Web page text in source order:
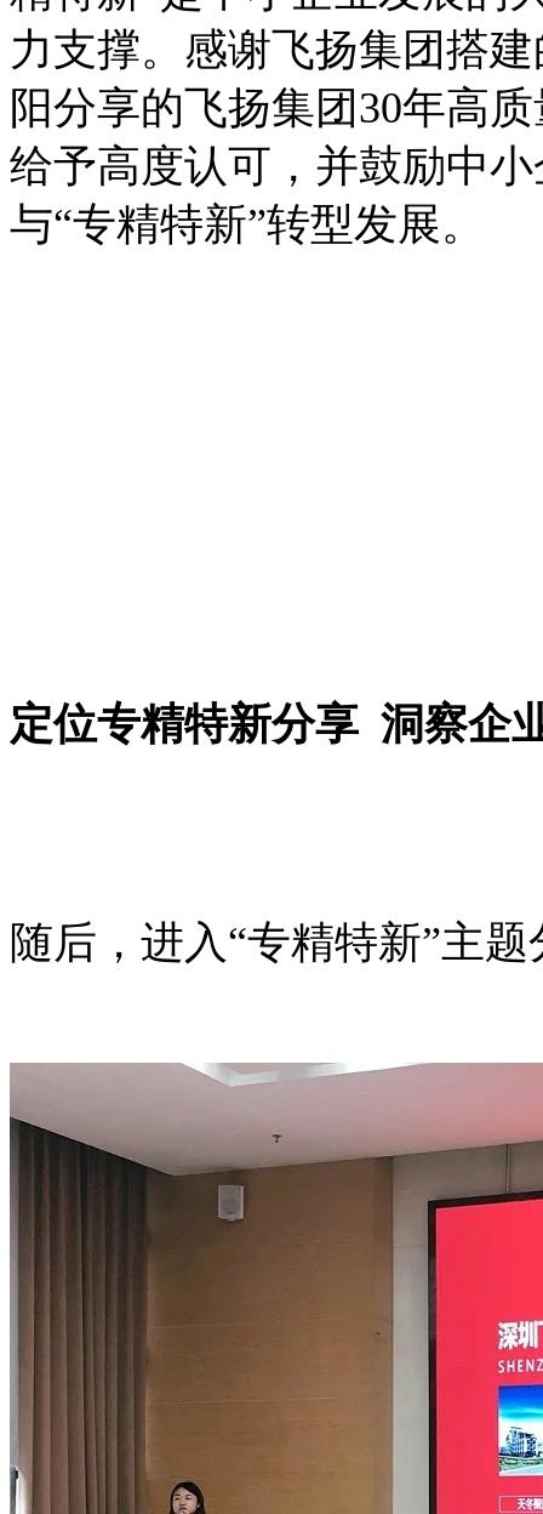
力支撑。感谢飞扬集团搭
阳分享的飞扬集团30年高
给予高度认可，并鼓励中
与“专精特新”转型发展。
定位专精特新分享 洞察企
随后，进入“专精特新”主